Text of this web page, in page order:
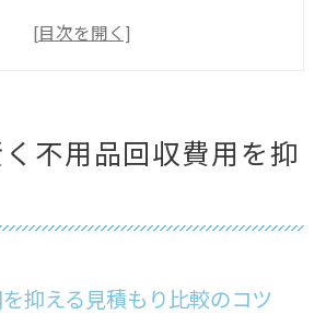
不用品回収を無料で利用する方法
被害を防ぐための不用品回収知
学ぶ千葉県の不用品回収活用術
は複数業者の見積もり比較が重
不用品回収費用を抑
抑える見積もり比較のコツ